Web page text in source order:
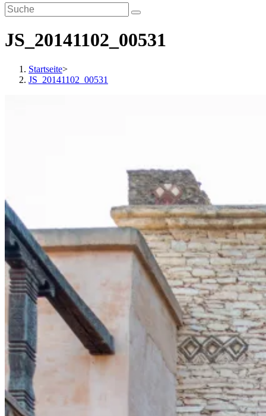
JS_20141102_00531
Startseite>
JS_20141102_00531